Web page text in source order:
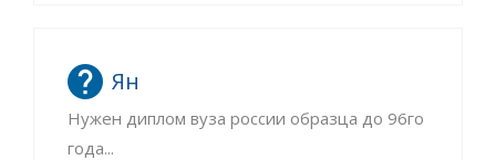
Ян
Нужен диплом вуза россии образца до 96го
года...